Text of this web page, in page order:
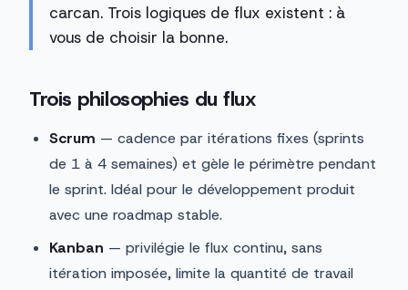
carcan. Trois logiques de flux existent : à
vous de choisir la bonne.
Trois philosophies du flux
Scrum — cadence par itérations fixes (sprints
de 1 à 4 semaines) et gèle le périmètre pendant
le sprint. Idéal pour le développement produit
avec une roadmap stable.
Kanban — privilégie le flux continu, sans
itération imposée, limite la quantité de travail